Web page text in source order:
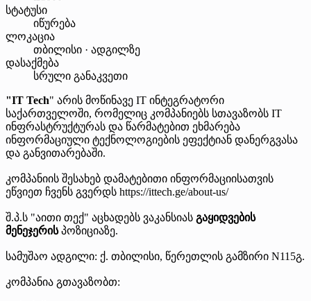
სტატუსი
იწურება
ლოკაცია
თბილისი · ადგილზე
დასაქმება
სრული განაკვეთი
"IT Tech" არის მოწინავე IT ინტეგრატორი
საქართველოში, რომელიც კომპანიებს სთავაზობს IT
ინფრასტრუქტურას და წარმატებით ეხმარება
ინფორმაციული ტექნოლოგიების ეფექტიან დანერგვასა
და განვითარებაში.
კომპანიის შესახებ დამატებითი ინფორმაციისათვის
ეწვიეთ ჩვენს გვერდს https://ittech.ge/about-us/
შ.პ.ს "აითი თექ" აცხადებს ვაკანსიას გაყიდვების
მენეჯერისპოზიციაზე.
სამუშაო ადგილი: ქ. თბილისი, წერეთლის გამზირი N115გ.
კომპანია გთავაზობთ: